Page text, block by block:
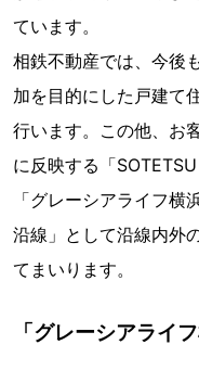
ています。
相鉄不動産では、今後
加を目的にした戸建て
行います。この他、お
に反映する「
「グレーシアライフ
沿線」として沿線内外
てまいります。
「グレーシアライ